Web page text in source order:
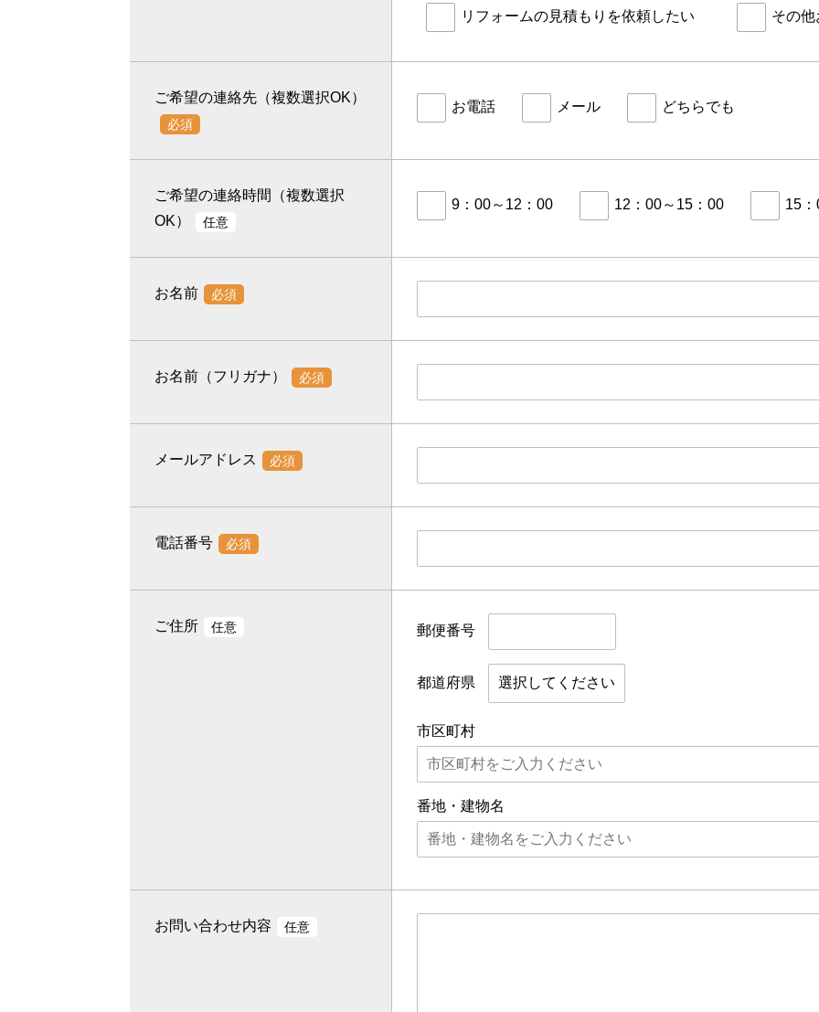
リフォームの見積もりを依頼したい その
ご希望の連絡先（複数選択OK）
必須
お電話 メール どちらでも
ご希望の連絡時間（複数選択
OK）
任意
9：00～12：00 12：00～15：00 15
お名前 必須
お名前（フリガナ） 必須
メールアドレス 必須
電話番号 必須
ご住所 任意 郵便番号
都道府県
市区町村
番地・建物名
お問い合わせ内容 任意